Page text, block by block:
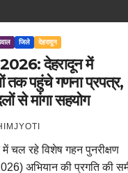
जिले देहरादून
2026: देहरादून में
पहुंचे गणना प्रपत्र,
से मांगा सहयोग
चल रहे विशेष गहन पुनरीक्षण
अभियान की प्रगति की